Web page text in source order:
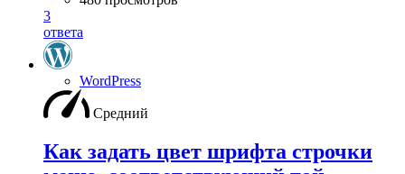
3
ответа
WordPress
Средний
Как задать цвет шрифта строчки